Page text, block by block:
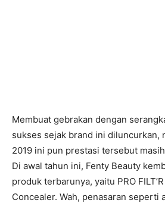
Membuat gebrakan dengan
sukses sejak brand ini diluncurkan,
2019 ini pun prestasi tersebut
Di awal tahun ini, Fenty Beauty
produk terbarunya, yaitu PRO
Concealer. Wah, penasaran seperti